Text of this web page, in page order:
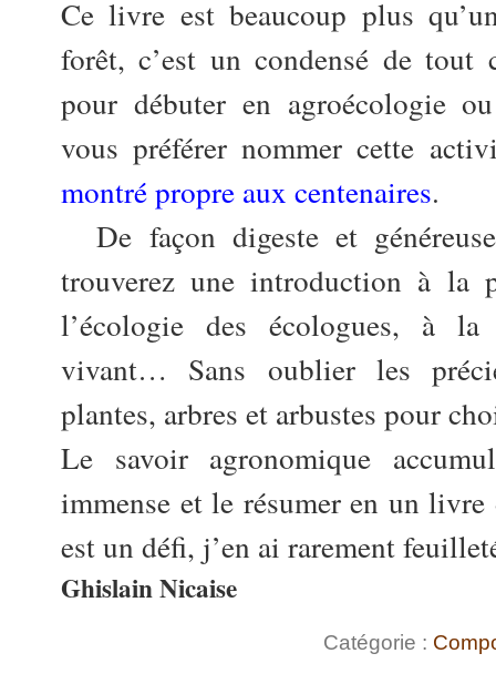
Ce livre est beaucoup plus
forêt, c’est un condensé de tout
pour débuter en agroécologie
vous préférer nommer cette
montré propre aux centenaires.
De façon digeste et
trouverez une introduction à la
l’écologie des écologues, à
vivant… Sans oublier les
plantes, arbres et arbustes pour
Le savoir agronomique
immense et le résumer en un
est un défi, j’en ai rarement
Ghislain Nicaise
Catégorie :